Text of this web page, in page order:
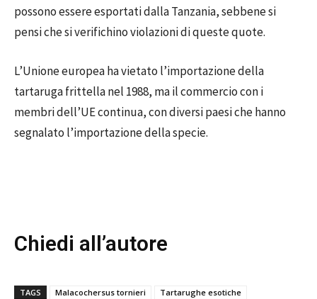
possono essere esportati dalla Tanzania, sebbene si
pensi che si verifichino violazioni di queste quote.
L’Unione europea ha vietato l’importazione della
tartaruga frittella nel 1988, ma il commercio con i
membri dell’UE continua, con diversi paesi che hanno
segnalato l’importazione della specie.
Chiedi all’autore
TAGS Malacochersus tornieri Tartarughe esotiche